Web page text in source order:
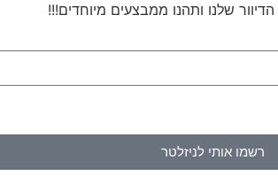
שלנו ותהנו ממבצעים מיוחדים!!!
רשמו אותי לניזלטר